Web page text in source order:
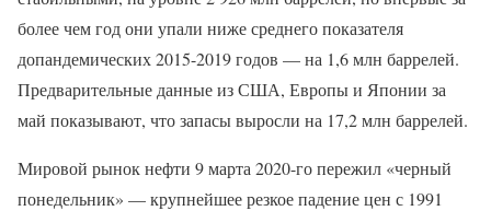
более чем год они упали ниже среднего показателя
допандемических 2015-2019 годов — на 1,6 млн баррелей.
Предварительные данные из США, Европы и Японии за
май показывают, что запасы выросли на 17,2 млн баррелей.
Мировой рынок нефти 9 марта 2020-го пережил «черный
понедельник» — крупнейшее резкое падение цен с 1991